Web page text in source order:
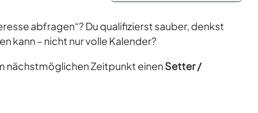
abfragen“? Du qualifizierst sauber, denkst
kann – nicht nur volle Kalender?
nächstmöglichen Zeitpunkt einen Setter /